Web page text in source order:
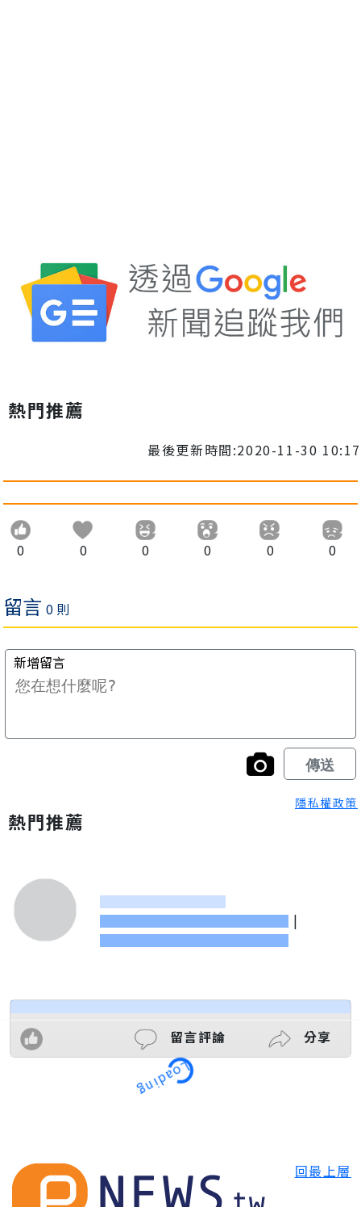
熱門推薦
最後更新時間:2020-11-30 10:17
0 0 0 0 0 0
隱私權政策
熱門推薦
|
留言評論 分享
Loading
回最上層